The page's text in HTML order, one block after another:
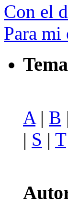
Con el
Para mi
A| B |
| S | T